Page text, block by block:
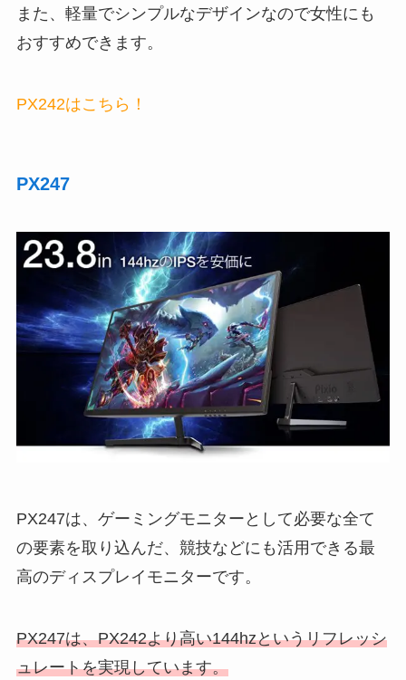
また、軽量でシンプルなデザインなので女性にも
おすすめできます。
PX242はこちら！
PX247
PX247は、ゲーミングモニターとして必要な全て
の要素を取り込んだ、競技などにも活用できる最
高のディスプレイモニターです。
PX247は、PX242より高い144hzというリフレッシ
ュレートを実現しています。